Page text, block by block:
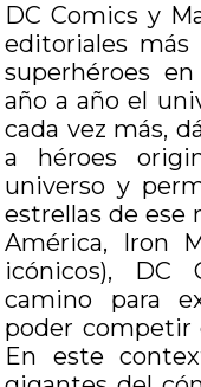
DC Comics y
editoriales
superhéroes
año a año el
cada vez más,
a héroes
universo y
estrellas de ese
América, Iron
icónicos), DC
camino para
poder competir
En este